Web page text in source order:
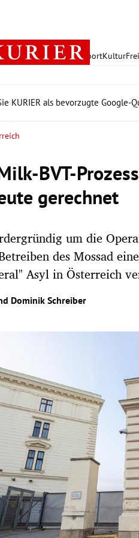
PolitikWirtschaft SportKultur
KURIER als bevorzugte Google-
BVT-
gerechnet
um die
des Mossad
Asyl in Österreich
Dominik Schreiber
öffnen/schließen